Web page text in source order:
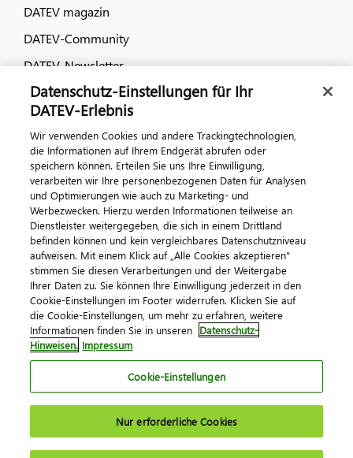
DATEV magazin
DATEV-Community
DATEV-Newsletter
Kontaktieren Sie uns
© 2026 DATEV eG
ImpressumDatenschutzAGB Kontakt
Cookie-Einstellungen
Datenschutz-Einstellungen für Ihr
DATEV-Erlebnis
Wir verwenden Cookies und andere Trackingtechnologien,
die Informationen auf Ihrem Endgerät abrufen oder
speichern können. Erteilen Sie uns Ihre Einwilligung,
verarbeiten wir Ihre personenbezogenen Daten für Analysen
und Optimierungen wie auch zu Marketing- und
Werbezwecken. Hierzu werden Informationen teilweise an
Dienstleister weitergegeben, die sich in einem Drittland
befinden können und kein vergleichbares Datenschutzniveau
aufweisen. Mit einem Klick auf „Alle Cookies akzeptieren"
stimmen Sie diesen Verarbeitungen und der Weitergabe
Ihrer Daten zu. Sie können Ihre Einwilligung jederzeit in den
Cookie-Einstellungen im Footer widerrufen. Klicken Sie auf
die Cookie-Einstellungen, um mehr zu erfahren, weitere
Informationen finden Sie in unseren Datenschutz-
Hinweisen. Impressum
Cookie-Einstellungen
Nur erforderliche Cookies